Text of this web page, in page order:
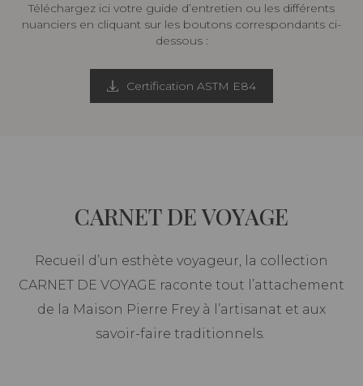
Téléchargez ici votre guide d’entretien ou les différents
nuanciers en cliquant sur les boutons correspondants ci-
dessous :
Certification ASTM E84
CARNET DE VOYAGE
Recueil d’un esthète voyageur, la collection
CARNET DE VOYAGE raconte tout l’attachement
de la Maison Pierre Frey à l’artisanat et aux
savoir-faire traditionnels.